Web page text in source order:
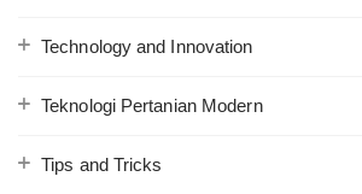
Technology and Innovation
Teknologi Pertanian Modern
Tips and Tricks